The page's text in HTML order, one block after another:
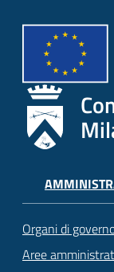
Organi di
Aree